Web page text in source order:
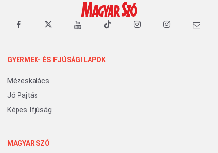
GYERMEK- ÉS IFJÚSÁGI LAPOK
Mézeskalács
Jó Pajtás
Képes Ifjúság
MAGYAR SZÓ